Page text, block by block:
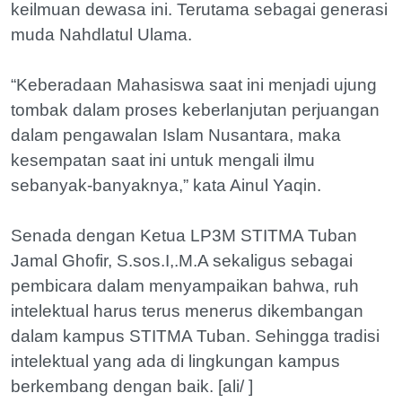
keilmuan dewasa ini. Terutama sebagai generasi
muda Nahdlatul Ulama.
“Keberadaan Mahasiswa saat ini menjadi ujung
tombak dalam proses keberlanjutan perjuangan
dalam pengawalan Islam Nusantara, maka
kesempatan saat ini untuk mengali ilmu
sebanyak-banyaknya,” kata Ainul Yaqin.
Senada dengan Ketua LP3M STITMA Tuban
Jamal Ghofir, S.sos.I,.M.A sekaligus sebagai
pembicara dalam menyampaikan bahwa, ruh
intelektual harus terus menerus dikembangan
dalam kampus STITMA Tuban. Sehingga tradisi
intelektual yang ada di lingkungan kampus
berkembang dengan baik. [ali/ ]